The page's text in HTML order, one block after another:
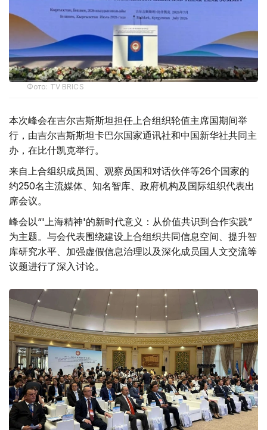
Фото: TV BRICS
本次峰会在吉尔吉斯斯坦担任上合组织轮值主席国期间举
行，由吉尔吉斯斯坦卡巴尔国家通讯社和中国新华社共同主
办，在比什凯克举行。
来自上合组织成员国、观察员国和对话伙伴等26个国家的
约250名主流媒体、知名智库、政府机构及国际组织代表出
席会议。
峰会以“'上海精神'的新时代意义：从价值共识到合作实践”
为主题。与会代表围绕建设上合组织共同信息空间、提升智
库研究水平、加强虚假信息治理以及深化成员国人文交流等
议题进行了深入讨论。